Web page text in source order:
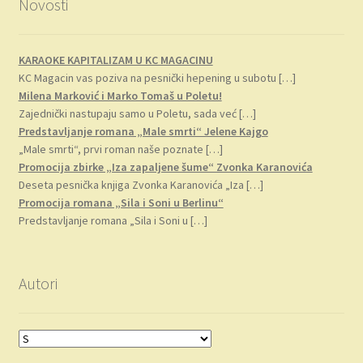
Novosti
KARAOKE KAPITALIZAM U KC MAGACINU
KC Magacin vas poziva na pesnički hepening u subotu […]
Milena Marković i Marko Tomaš u Poletu!
Zajednički nastupaju samo u Poletu, sada već[…]
Predstavljanje romana „Male smrti“ Jelene Kajgo
„Male smrti“, prvi roman naše poznate […]
Promocija zbirke „Iza zapaljene šume“ Zvonka Karanovića
Deseta pesnička knjiga Zvonka Karanovića „Iza […]
Promocija romana „Sila i Soni u Berlinu“
Predstavljanje romana „Sila i Soni u […]
Autori